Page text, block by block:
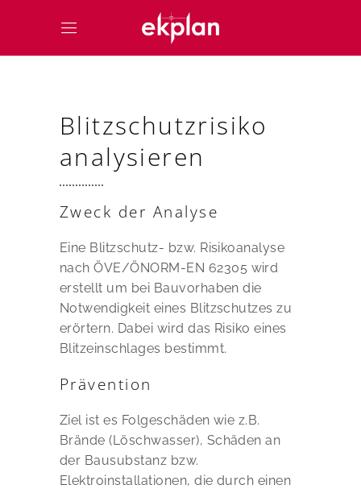
Blitzschutzrisiko
analysieren
Zweck der Analyse
Eine Blitzschutz- bzw. Risikoanalyse
nach ÖVE/ÖNORM-EN 62305 wird
erstellt um bei Bauvorhaben die
Notwendigkeit eines Blitzschutzes zu
erörtern. Dabei wird das Risiko eines
Blitzeinschlages bestimmt.
Prävention
Ziel ist es Folgeschäden wie z.B.
Brände (Löschwasser), Schäden an
der Bausubstanz bzw.
Elektroinstallationen, die durch einen